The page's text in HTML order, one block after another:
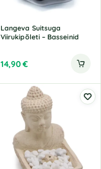
Langeva Suitsuga
Viirukipõleti – Basseinid
14,90€